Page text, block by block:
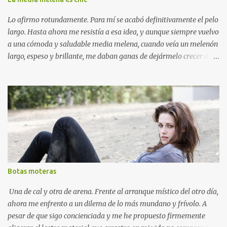
mucho esos odios salvajes que nacen de pronto y que no se sabe
muy bien de dónde vienen ni ...
Lo afirmo rotundamente. Para mí se acabó definitivamente el pelo
largo. Hasta ahora me resistía a esa idea, y aunque siempre vuelvo
a una cómoda y saludable media melena, cuando veía un melenón
largo, espeso y brillante, me daban ganas de dejármelo crecer de
estoy más mona, se me ve la cara más redondita y me veo
más...pues eso, más chic , no se me ocurre otra palabra para
decirlo. Bueno, sí, más moderna, más elegante y cosmopolita, yo
qué sé. Además, ahora que me empiezan a salir canas y de
momento no me veo yo por la labor de teñirme (además de que mi
propósito sería no tener que hacerlo nunca), me da pavor un pelo
"de transición" largo y gris en plan hippie trasnochada. Encima,
pancarta y las flores en el pelo. De todos modos, no nos
precipitemos, que afortunadamente sigo luciendo un pel...
Botas moteras
Una de cal y otra de arena. Frente al arranque místico del otro día,
ahora me enfrento a un dilema de lo más mundano y frívolo. A
pesar de que sigo concienciada y me he propuesto firmemente